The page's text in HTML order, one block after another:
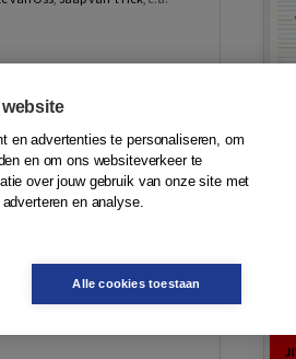
29,90
veranderfilosoof
en advertenties te personaliseren, om
en om ons websiteverkeer te
over jouw gebruik van onze site met
en analyse.
Alle cookies toestaan